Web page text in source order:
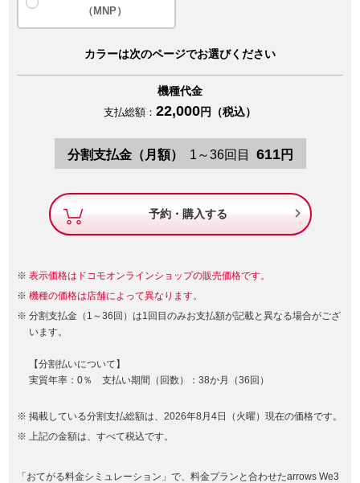
（MNP）
カラーは次のページでお選びください
機種代金
支払総額： 22,000円（税込）
分割支払金（月額） 1～36回目 611円
予約・購入する 
表示価格はドコモオンラインショップの販売価格です。
機種の価格は店舗によって異なります。
分割支払金（1～36回）は1回目のみお支払額が記載と異なる場合がござ
います。
【分割払いについて】
実質年率：0％ 支払い期間（回数）：38か月（36回）
掲載している分割支払総額は、2026年8月4日（火曜）現在の価格です。
上記の金額は、すべて税込です。
「おてがる料金シミュレーション」で、料金プランと合わせたarrows We3